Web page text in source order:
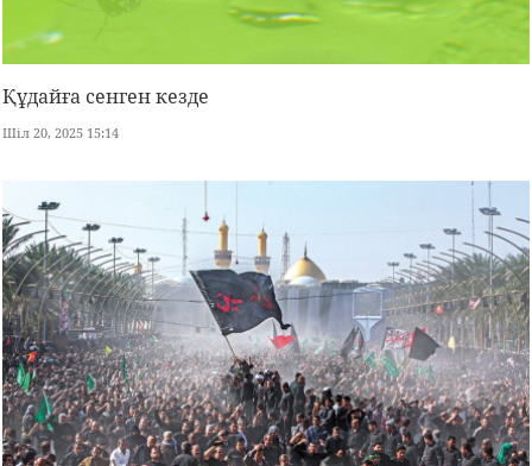
Құдайға сенген кезде
Шіл 20, 2025 15:14